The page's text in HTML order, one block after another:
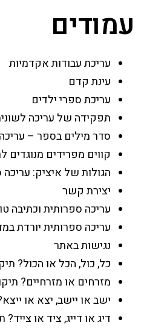
עמודים
עריכת עבודות אקדמיות
עינת קדם
עריכת ספרי ילדים
תפקידה של עריכה
סדר מילים בספר –
קווים מפרידים
הגולות של איציק:
יצירת קשר
עריכה ספרותית וכתיבה
עריכה ספרותית יורדת
נגישות באתר
כל, כול, הכל או הכול?
מזרחים או מזרחיים?
ישב או יישב, יצא או
דיג או דייג, ציד או